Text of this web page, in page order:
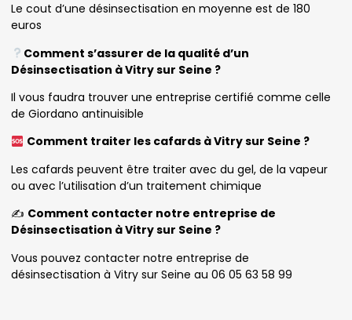
Le cout d’une désinsectisation en moyenne est de 180
euros
Comment s’assurer de la qualité d’un
Désinsectisation à Vitry sur Seine ?
Il vous faudra trouver une entreprise certifié comme celle
de Giordano antinuisible
Comment traiter les cafards à Vitry sur Seine ?
Les cafards peuvent être traiter avec du gel, de la vapeur
ou avec l’utilisation d’un traitement chimique
✍️ Comment contacter notre entreprise de
Désinsectisation à Vitry sur Seine ?
Vous pouvez contacter notre entreprise de
désinsectisation à Vitry sur Seine au 06 05 63 58 99